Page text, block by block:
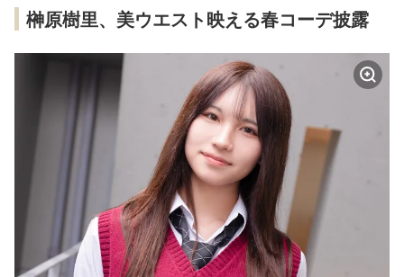
榊原樹里、美ウエスト映える春コーデ披露